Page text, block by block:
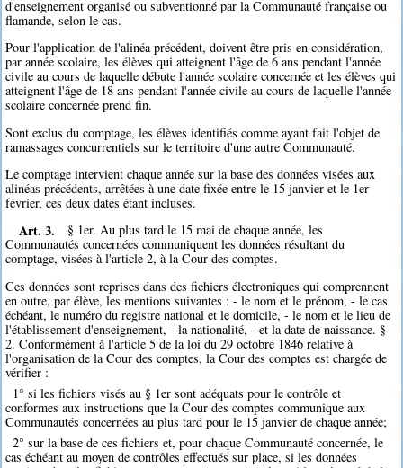
d'enseignement organisé ou subventionné par la Communauté française ou
flamande, selon le cas.
Pour l'application de l'alinéa précédent, doivent être pris en considération,
par année scolaire, les élèves qui atteignent l'âge de 6 ans pendant l'année
civile au cours de laquelle débute l'année scolaire concernée et les élèves qui
atteignent l'âge de 18 ans pendant l'année civile au cours de laquelle l'année
scolaire concernée prend fin.
Sont exclus du comptage, les élèves identifiés comme ayant fait l'objet de
ramassages concurrentiels sur le territoire d'une autre Communauté.
Le comptage intervient chaque année sur la base des données visées aux
alinéas précédents, arrêtées à une date fixée entre le 15 janvier et le 1er
février, ces deux dates étant incluses.
Art. 3.
§ 1er. Au plus tard le 15 mai de chaque année, les
Communautés concernées communiquent les données résultant du
comptage, visées à l'article 2, à la Cour des comptes.
Ces données sont reprises dans des fichiers électroniques qui comprennent
en outre, par élève, les mentions suivantes : - le nom et le prénom, - le cas
échéant, le numéro du registre national et le domicile, - le nom et le lieu de
l'établissement d'enseignement, - la nationalité, - et la date de naissance. §
2. Conformément à l'article 5 de la loi du 29 octobre 1846 relative à
l'organisation de la Cour des comptes, la Cour des comptes est chargée de
vérifier :
1° si les fichiers visés au § 1er sont adéquats pour le contrôle et
conformes aux instructions que la Cour des comptes communique aux
Communautés concernées au plus tard pour le 15 janvier de chaque année;
2° sur la base de ces fichiers et, pour chaque Communauté concernée, le
cas échéant au moyen de contrôles effectués sur place, si les données